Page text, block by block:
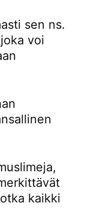
sen ns.
voi
kaikki